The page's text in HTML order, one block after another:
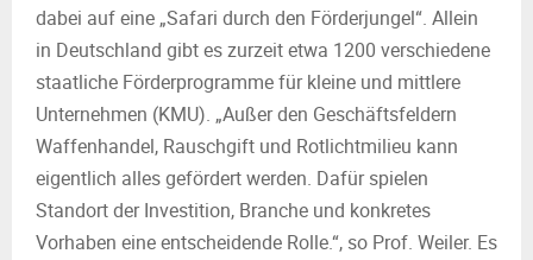
dabei auf eine „Safari durch den Förderjungel“. Allein
in Deutschland gibt es zurzeit etwa 1200 verschiedene
staatliche Förderprogramme für kleine und mittlere
Unternehmen (KMU). „Außer den Geschäftsfeldern
Waffenhandel, Rauschgift und Rotlichtmilieu kann
eigentlich alles gefördert werden. Dafür spielen
Standort der Investition, Branche und konkretes
Vorhaben eine entscheidende Rolle.“, so Prof. Weiler. Es